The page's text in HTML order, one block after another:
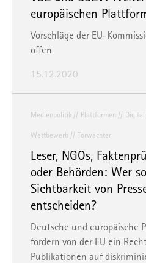
europäischen
Vorschläge der EU-
offen
15.12.2020
Medienpolitik Plattformen
Wettbewerb Torwächter
Leser, NGOs,
oder Behörden: Wer
Sichtbarkeit von
entscheiden?
Deutsche und europäische
fordern von der EU ein
Publikationen auf